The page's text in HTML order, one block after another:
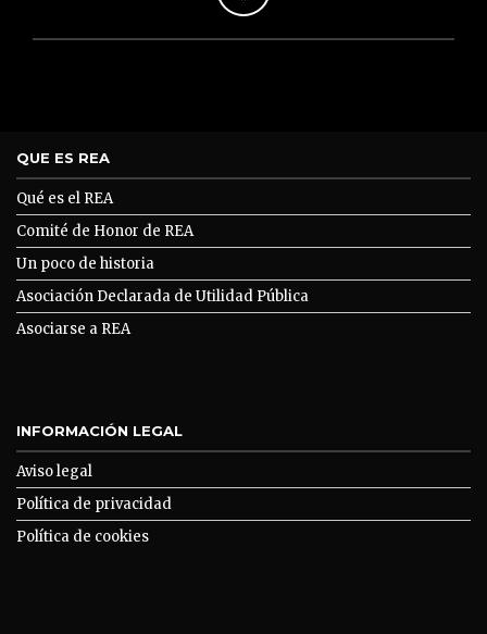
QUE ES REA
Qué es el REA
Comité de Honor de REA
Un poco de historia
Asociación Declarada de Utilidad Pública
Asociarse a REA
INFORMACIÓN LEGAL
Aviso legal
Política de privacidad
Política de cookies